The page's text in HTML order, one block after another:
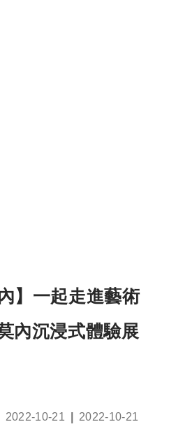
】一起走進藝術
內沉浸式體驗展
Post
2022-10-21
Post
2022-10-21